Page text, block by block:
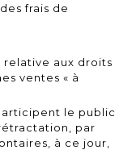
frais de
relative aux droits
ventes « à
le public
par
à ce jour,